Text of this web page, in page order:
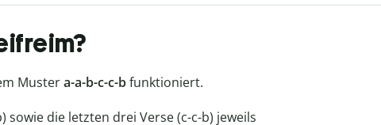
Mustera-a-b-c-c-bfunktioniert.
sowie die letzten drei Verse (c-c-b) jeweils